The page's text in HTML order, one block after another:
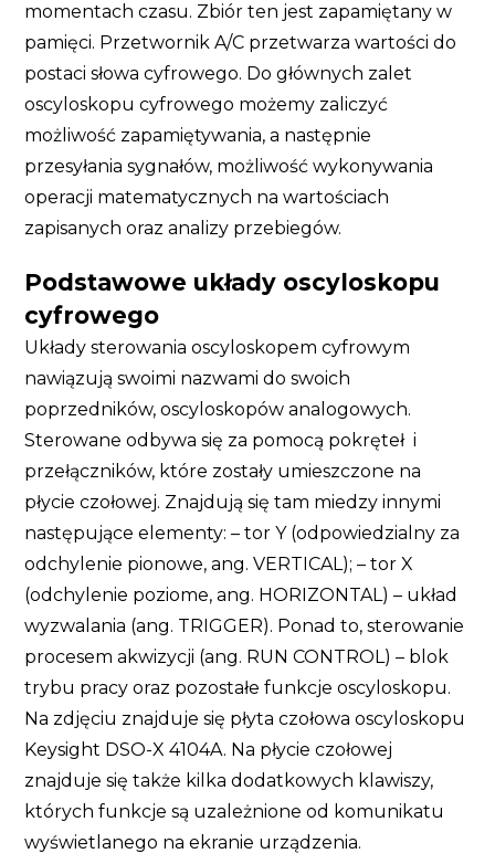
momentach czasu. Zbiór ten jest zapamiętany w
pamięci. Przetwornik A/C przetwarza wartości do
postaci słowa cyfrowego. Do głównych zalet
oscyloskopu cyfrowego możemy zaliczyć
możliwość zapamiętywania, a następnie
przesyłania sygnałów, możliwość wykonywania
operacji matematycznych na wartościach
zapisanych oraz analizy przebiegów.
Podstawowe układy oscyloskopu
cyfrowego
Układy sterowania oscyloskopem cyfrowym
nawiązują swoimi nazwami do swoich
poprzedników, oscyloskopów analogowych.
Sterowane odbywa się za pomocą pokręteł i
przełączników, które zostały umieszczone na
płycie czołowej. Znajdują się tam miedzy innymi
następujące elementy: – tor Y (odpowiedzialny za
odchylenie pionowe, ang. VERTICAL); – tor X
(odchylenie poziome, ang. HORIZONTAL) – układ
wyzwalania (ang. TRIGGER). Ponad to, sterowanie
procesem akwizycji (ang. RUN CONTROL) – blok
trybu pracy oraz pozostałe funkcje oscyloskopu.
Na zdjęciu znajduje się płyta czołowa oscyloskopu
Keysight DSO-X 4104A. Na płycie czołowej
znajduje się także kilka dodatkowych klawiszy,
których funkcje są uzależnione od komunikatu
wyświetlanego na ekranie urządzenia.